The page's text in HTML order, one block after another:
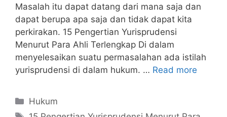
Masalah itu dapat datang dari mana saja dan
dapat berupa apa saja dan tidak dapat kita
perkirakan. 15 Pengertian Yurisprudensi
Menurut Para Ahli Terlengkap Di dalam
menyelesaikan suatu permasalahan ada istilah
yurisprudensi di dalam hukum. … Read more
Categories
Hukum
Tags